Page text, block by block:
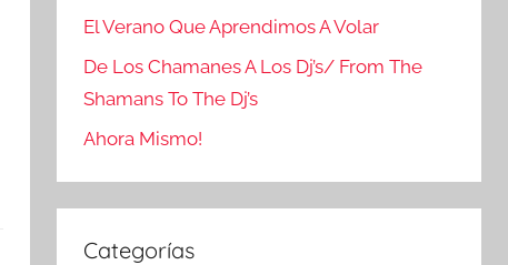
El Verano Que Aprendimos A Volar
De Los Chamanes A Los Dj’s/ From The
Shamans To The Dj’s
Ahora Mismo!
Categorías